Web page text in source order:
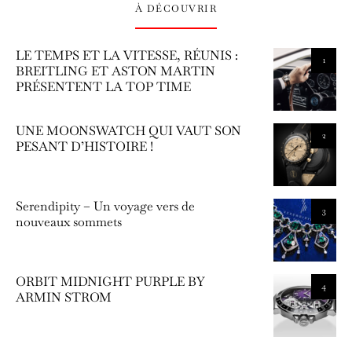
À DÉCOUVRIR
1
LE TEMPS ET LA VITESSE, RÉUNIS :
BREITLING ET ASTON MARTIN
PRÉSENTENT LA TOP TIME
2
UNE MOONSWATCH QUI VAUT SON
PESANT D’HISTOIRE !
3
Serendipity – Un voyage vers de
nouveaux sommets
4
ORBIT MIDNIGHT PURPLE BY
ARMIN STROM